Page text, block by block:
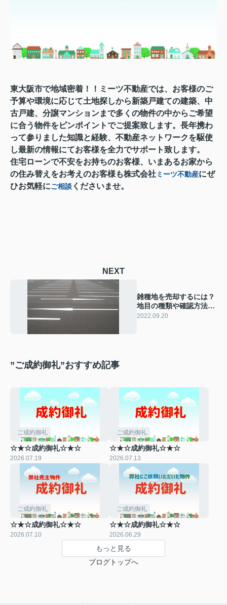
東大阪市で地域密着！！ミーツ不動産では、お客様のご
予算や環境に応じて土地探しから新築戸建ての建築、中
古戸建、分譲マンションまで多くの物件の中からご希望
に合う物件をピンポイントでご提案致します。長年携わ
って参りました知識と経験、不動産ネットワークを駆使
し最新の情報にてお客様を全力でサポート致します。
住宅ローンで不安をお持ちのお客様、いまあるお家から
の住み替えをお考えのお客様も株式会社ミーツ不動産にぜ
ひお気軽にご相談 くださいませ。
NEXT
雑種地を売却するには？
地目の種類や確認方法に
ついてご紹介！
2022.09.20
”ご成約御礼”おすすめ記事
ご成約御礼
☆★☆成約御礼☆★☆
2026.07.19
ご成約御礼
☆★☆成約御礼☆★☆
2026.07.13
ご成約御礼
☆★☆成約御礼☆★☆
2026.07.10
ご成約御礼
☆★☆成約御礼☆★☆
2026.06.29
もっと見る
ブログトップへ